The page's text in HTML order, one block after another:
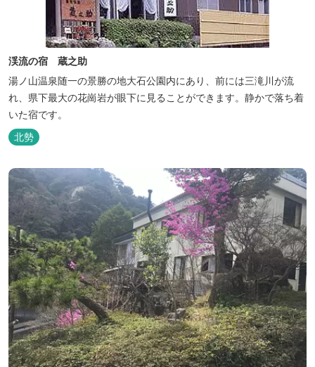
渓流の宿 蔵之助
湯ノ山温泉随一の景勝の地大石公園内にあり、前には三滝川が流
れ、県下最大の花崗岩が眼下に見ることができます。静かで落ち着
いた宿です。
北勢